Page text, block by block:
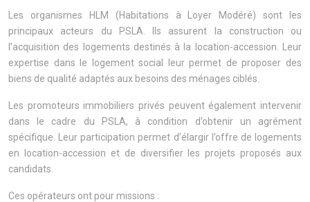
Les organismes HLM (Habitations à Loyer Modéré) sont les
principaux acteurs du PSLA. Ils assurent la construction ou
l’acquisition des logements destinés à la location-accession. Leur
expertise dans le logement social leur permet de proposer des
biens de qualité adaptés aux besoins des ménages ciblés.
Les promoteurs immobiliers privés peuvent également intervenir
dans le cadre du PSLA, à condition d’obtenir un agrément
spécifique. Leur participation permet d’élargir l’offre de logements
en location-accession et de diversifier les projets proposés aux
candidats.
Ces opérateurs ont pour missions :